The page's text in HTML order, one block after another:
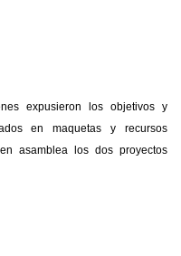
expusieron los objetivos y
en maquetas y recursos
asamblea los dos proyectos